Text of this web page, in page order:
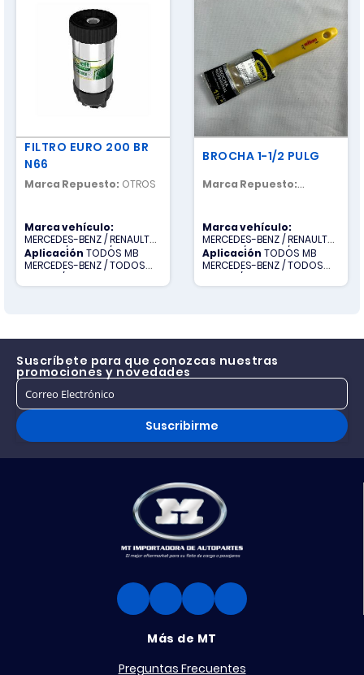
FILTRO EURO 200 BR
N66
Marca Repuesto: OTROS
Marca vehículo:
MERCEDES-BENZ / RENAULT
TRUCKS / SCANIA / TODOS
OTROS / VOLVO
Aplicación TODOS MB
MERCEDES-BENZ / TODOS
OTROS / TODOS R RENAULT
TRUCKS / TODOS S SCANIA /
BROCHA 1-1/2 PULG
Marca Repuesto:
Marca vehículo:
MERCEDES-BENZ / RENAULT
TRUCKS / SCANIA / TODOS
OTROS / VOLVO
Aplicación TODOS MB
MERCEDES-BENZ / TODOS
OTROS / TODOS R RENAULT
TRUCKS / TODOS S SCANIA /
Suscríbete para que conozcas nuestras
promociones y novedades
Suscribirme
Más de MT
Preguntas Frecuentes